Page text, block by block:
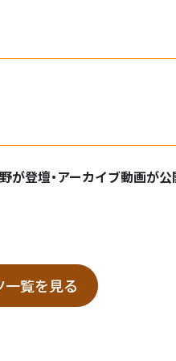
登壇・アーカイブ動画が
一覧を見る